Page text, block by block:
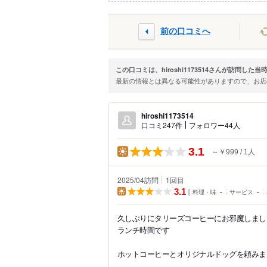
前の口コミへ
この口コミは、hiroshi1173514さんが訪問した当
最新の情報とは異なる可能性がありますので、お
hiroshi1173514
口コミ247件 フォロワー44人
3.1 ～￥999 1人
2025/04訪問 1回目
3.1
料理・味 - サービス -
久しぶりにタリーズコーヒーにお邪魔しま
ランチ時間です
ホットコーヒーとオリジナルドッグを頼み